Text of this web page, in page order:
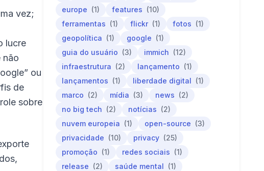
vez;
lucre
não
ou
de
sobre
europe (1) features (10)
ferramentas (1) flickr (1) fotos (1)
geopolítica (1) google (1)
guia do usuário (3) immich (12)
infraestrutura (2) lançamento (1)
lançamentos (1) liberdade digital (1)
marco (2) mídia (3) news (2)
no big tech (2) notícias (2)
nuvem europeia (1) open-source (3)
privacidade (10) privacy (25)
promoção (1) redes sociais (1)
release (2) saúde mental (1)